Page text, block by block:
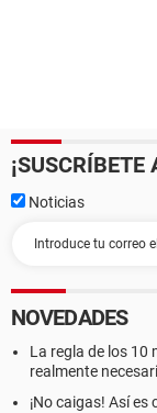
¡SUSCRÍBETE
Noticias
NOVEDADES
La regla de los 10
realmente
¡No caigas! Así